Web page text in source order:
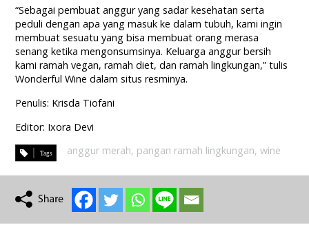
“Sebagai pembuat anggur yang sadar kesehatan serta
peduli dengan apa yang masuk ke dalam tubuh, kami ingin
membuat sesuatu yang bisa membuat orang merasa
senang ketika mengonsumsinya. Keluarga anggur bersih
kami ramah vegan, ramah diet, dan ramah lingkungan,” tulis
Wonderful Wine dalam situs resminya.
Penulis: Krisda Tiofani
Editor: Ixora Devi
anggur merah, pangan ramah lingkungan,wine